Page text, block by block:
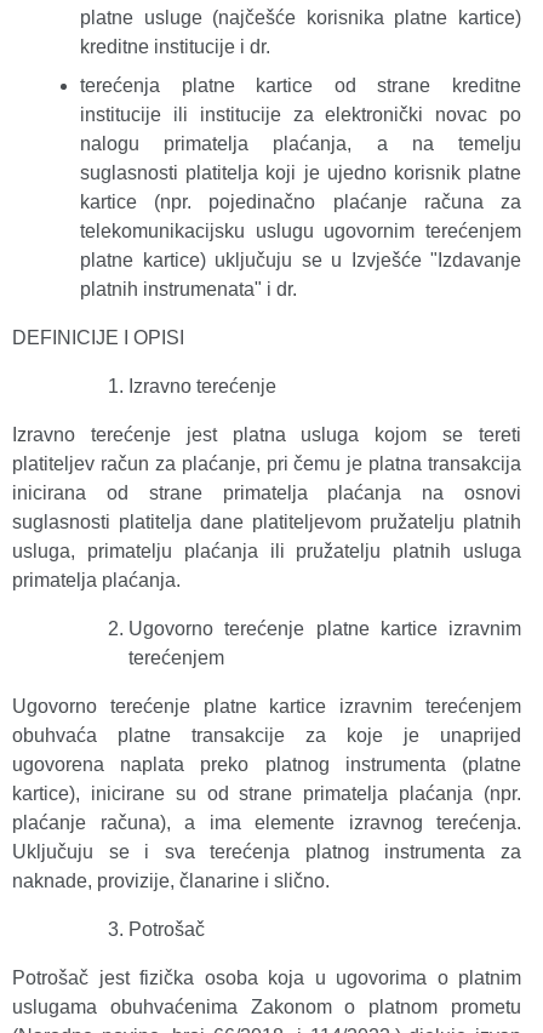
platne usluge (najčešće korisnika platne kartice)
kreditne institucije i dr.
terećenja platne kartice od strane kreditne
institucije ili institucije za elektronički novac po
nalogu primatelja plaćanja, a na temelju
suglasnosti platitelja koji je ujedno korisnik platne
kartice (npr. pojedinačno plaćanje računa za
telekomunikacijsku uslugu ugovornim terećenjem
platne kartice) uključuju se u Izvješće "Izdavanje
platnih instrumenata" i dr.
DEFINICIJE I OPISI
Izravno terećenje
Izravno terećenje jest platna usluga kojom se tereti
platiteljev račun za plaćanje, pri čemu je platna transakcija
inicirana od strane primatelja plaćanja na osnovi
suglasnosti platitelja dane platiteljevom pružatelju platnih
usluga, primatelju plaćanja ili pružatelju platnih usluga
primatelja plaćanja.
Ugovorno terećenje platne kartice izravnim
terećenjem
Ugovorno terećenje platne kartice izravnim terećenjem
obuhvaća platne transakcije za koje je unaprijed
ugovorena naplata preko platnog instrumenta (platne
kartice), inicirane su od strane primatelja plaćanja (npr.
plaćanje računa), a ima elemente izravnog terećenja.
Uključuju se i sva terećenja platnog instrumenta za
naknade, provizije, članarine i slično.
Potrošač
Potrošač jest fizička osoba koja u ugovorima o platnim
uslugama obuhvaćenima Zakonom o platnom prometu